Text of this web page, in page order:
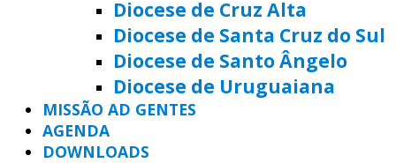
Diocese de Cruz Alta
Diocese de Santa Cruz do Sul
Diocese de Santo Ângelo
Diocese de Uruguaiana
MISSÃO AD GENTES
AGENDA
DOWNLOADS